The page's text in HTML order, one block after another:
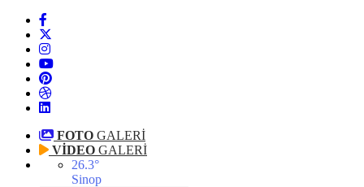
FOTO GALERİ
VİDEO GALERİ
26.3°
Sinop